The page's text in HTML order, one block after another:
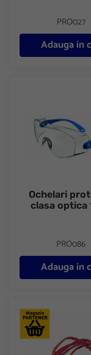
PRO027
Adauga in
Ochelari
Ochelari
clasa optica
PRO086
Adauga in
Antifoane interne